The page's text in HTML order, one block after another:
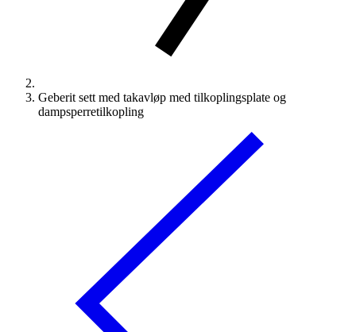
Geberit sett med takavløp med tilkoplingsplate og
dampsperretilkopling